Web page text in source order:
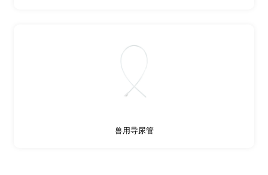
兽用导尿管